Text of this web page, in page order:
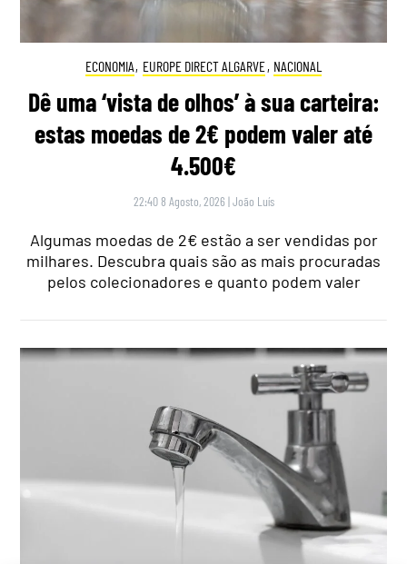
ECONOMIA, EUROPE DIRECT ALGARVE, NACIONAL
Dê uma ‘vista de olhos’ à sua carteira:
estas moedas de 2€ podem valer até
4.500€
22:40 8 Agosto, 2026 |João Luís
Algumas moedas de 2€ estão a ser vendidas por
milhares. Descubra quais são as mais procuradas
pelos colecionadores e quanto podem valer